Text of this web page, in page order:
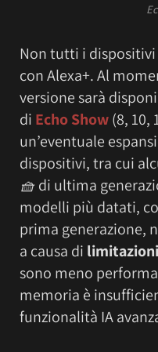
Non tutti i
con Alexa+. Al
versione sarà
di Echo Show(8, 10,
un’eventuale
dispositivi, tra cui
🧺di ultima
modelli più datati,
prima generazione,
a causa di
sono meno
memoria è
funzionalità IA